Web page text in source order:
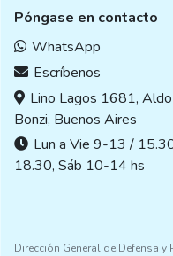
Póngase en contacto
WhatsApp
Escríbenos
Lino Lagos 1681, Aldo
Bonzi, Buenos Aires
Lun a Vie 9-13 /
18.30, Sáb 10-14 hs
Dirección General de Defensa